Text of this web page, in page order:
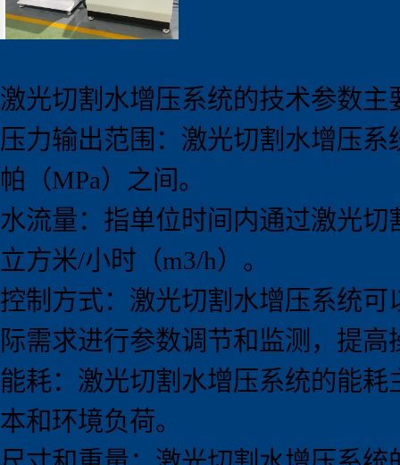
激光切割水增压系统的技术参数
压力输出范围：激光切割水增压
帕（MPa）之间。
水流量：指单位时间内通过激光
立方米/小时（m3/h）。
控制方式：激光切割水增压系统
际需求进行参数调节和监测，提
能耗：激光切割水增压系统的能
本和环境负荷。